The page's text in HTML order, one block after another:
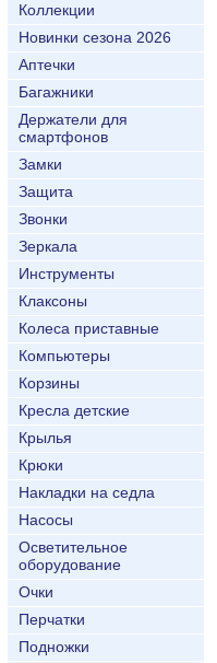
Коллекции
Новинки сезона 2026
Аптечки
Багажники
Держатели для
смартфонов
Замки
Защита
Звонки
Зеркала
Инструменты
Клаксоны
Колеса приставные
Компьютеры
Корзины
Кресла детские
Крылья
Крюки
Накладки на седла
Насосы
Осветительное
оборудование
Очки
Перчатки
Подножки